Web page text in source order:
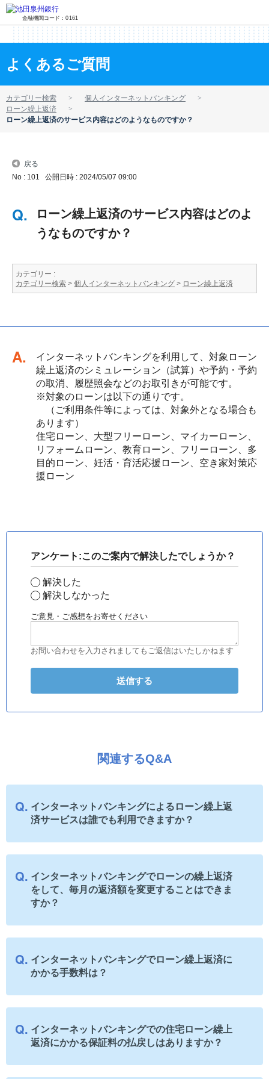
金融機関コード：0161
よくあるご質問
カテゴリー検索
個人インターネットバンキング
ローン繰上返済
ローン繰上返済のサービス内容はどのようなものですか？
戻る
No : 101 公開日時 : 2024/05/07 09:00
ローン繰上返済のサービス内容はどのよ
うなものですか？
カテゴリー :
カテゴリー検索 > 個人インターネットバンキング > ローン繰上返済
回答
インターネットバンキングを利用して、対象ローン
繰上返済のシミュレーション（試算）や予約・予約
の取消、履歴照会などのお取引きが可能です。
※対象のローンは以下の通りです。
（ご利用条件等によっては、対象外となる場合も
あります）
住宅ローン、大型フリーローン、マイカーローン、
リフォームローン、教育ローン、フリーローン、多
目的ローン、妊活・育活応援ローン、空き家対策応
援ローン
アンケート:このご案内で解決したでしょうか？
解決した
解決しなかった
ご意見・ご感想をお寄せください
お問い合わせを入力されましてもご返信はいたしかねます
関連するQ&A
インターネットバンキングによるローン繰上返
済サービスは誰でも利用できますか？
インターネットバンキングでローンの繰上返済
をして、毎月の返済額を変更することはできま
すか？
インターネットバンキングでローン繰上返済に
かかる手数料は？
インターネットバンキングでの住宅ローン繰上
返済にかかる保証料の払戻しはありますか？